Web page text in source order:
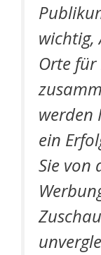
wichtig,
Orte für
werden
ein
Sie von